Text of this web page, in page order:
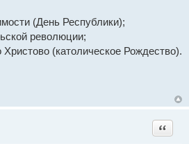
(День Республики);
революции;
(католическое Рождество).